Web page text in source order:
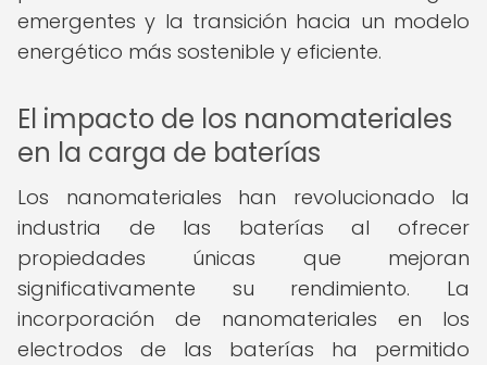
emergentes y la transición hacia un modelo
energético más sostenible y eficiente.
El impacto de los nanomateriales
en la carga de baterías
Los nanomateriales han revolucionado la
industria de las baterías al ofrecer
propiedades únicas que mejoran
significativamente su rendimiento. La
incorporación de nanomateriales en los
electrodos de las baterías ha permitido